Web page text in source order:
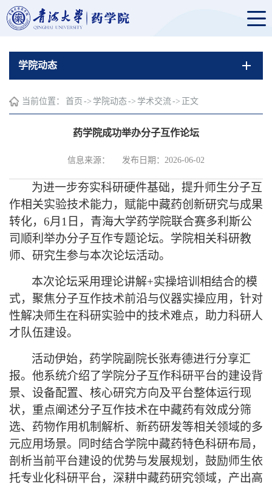
学院动态
当前位置： 首页 -> 学院动态-> 学术交流-> 正文
药学院成功举办分子互作论坛
信息来源： 发布日期：2026-06-02
为进一步夯实科研硬件基础，提升师生分子互
作相关实验技术能力，赋能中藏药创新研究与成果
转化， 6月 1 日，青海大学药学院联合赛多利斯公
司顺利举办分子互作专题论坛。学院相关科研教
师、研究生参与本次论坛活动。
本次论坛采用理论讲解+实操培训相结合的模
式，聚焦分子互作技术前沿与仪器实操应用，针对
性解决师生在科研实验中的技术难点，助力科研人
才队伍建设。
活动伊始，药学院副院长张寿德进行分享汇
报。他系统介绍了学院分子互作科研平台的建设背
景、设备配置、核心研究方向及平台整体运行现
状，重点阐述分子互作技术在中藏药有效成分筛
选、药物作用机制解析、新药研发等相关领域的多
元应用场景。同时结合学院中藏药特色科研布局，
剖析当前平台建设的优势与发展规划，鼓励师生依
托专业化科研平台，深耕中藏药研究领域，产出高